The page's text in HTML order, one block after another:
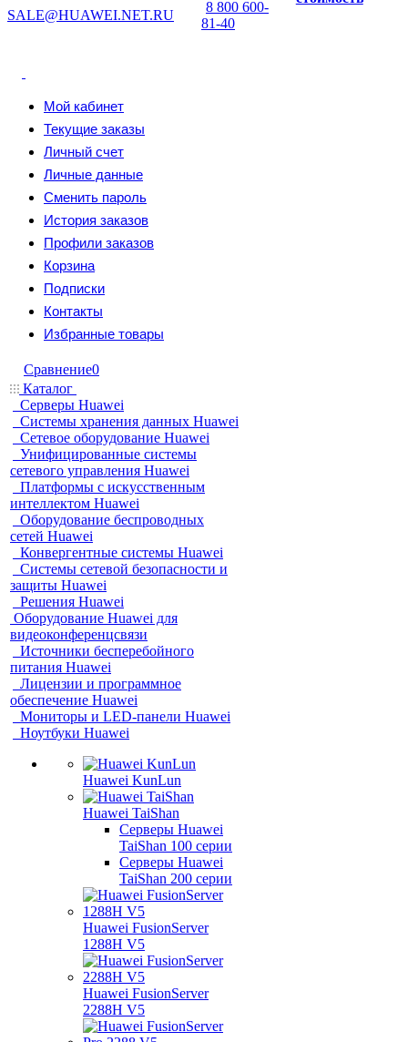
SALE@HUAWEI.NET.RU
8 800 600-
81-40
Мой кабинет
Текущие заказы
Личный счет
Личные данные
Сменить пароль
История заказов
Профили заказов
Корзина
Подписки
Контакты
Избранные товары
Сравнение0
Каталог
Серверы Huawei
Системы хранения данных Huawei
Сетевое оборудование Huawei
Унифицированные системы
сетевого управления Huawei
Платформы с искусственным
интеллектом Huawei
Оборудование беспроводных
сетей Huawei
Конвергентные системы Huawei
Системы сетевой безопасности и
защиты Huawei
Решения Huawei
Оборудование Huawei для
видеоконференцсвязи
Источники бесперебойного
питания Huawei
Лицензии и программное
обеспечение Huawei
Мониторы и LED-панели Huawei
Ноутбуки Huawei
Huawei KunLun
Huawei TaiShan
Серверы Huawei
TaiShan 100 серии
Серверы Huawei
TaiShan 200 серии
Huawei FusionServer
1288H V5
Huawei FusionServer
2288H V5